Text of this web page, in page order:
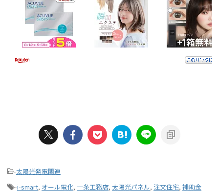
-太陽光発電関連
-i-smart, オール電化, 一条工務店, 太陽光パネル, 注文住宅, 補助金